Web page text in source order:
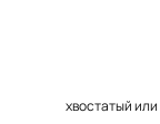
хвостатый